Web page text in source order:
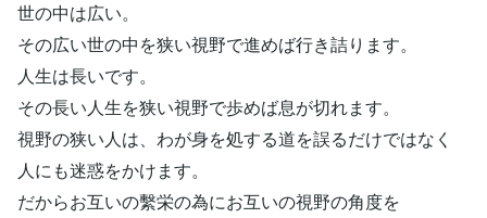
世の中は広い。
その広い世の中を狭い視野で進めば行き詰ります。
人生は長いです。
その長い人生を狭い視野で歩めば息が切れます。
視野の狭い人は、わが身を処する道を誤るだけではなく
人にも迷惑をかけます。
だからお互いの繫栄の為にお互いの視野の角度を